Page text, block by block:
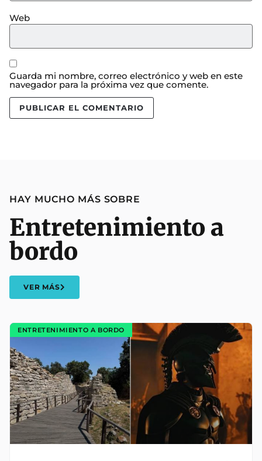
Web
Guarda mi nombre, correo electrónico y web en este
navegador para la próxima vez que comente.
HAY MUCHO MÁS SOBRE
Entretenimiento a
bordo
VER MÁS
ENTRETENIMIENTO A BORDO